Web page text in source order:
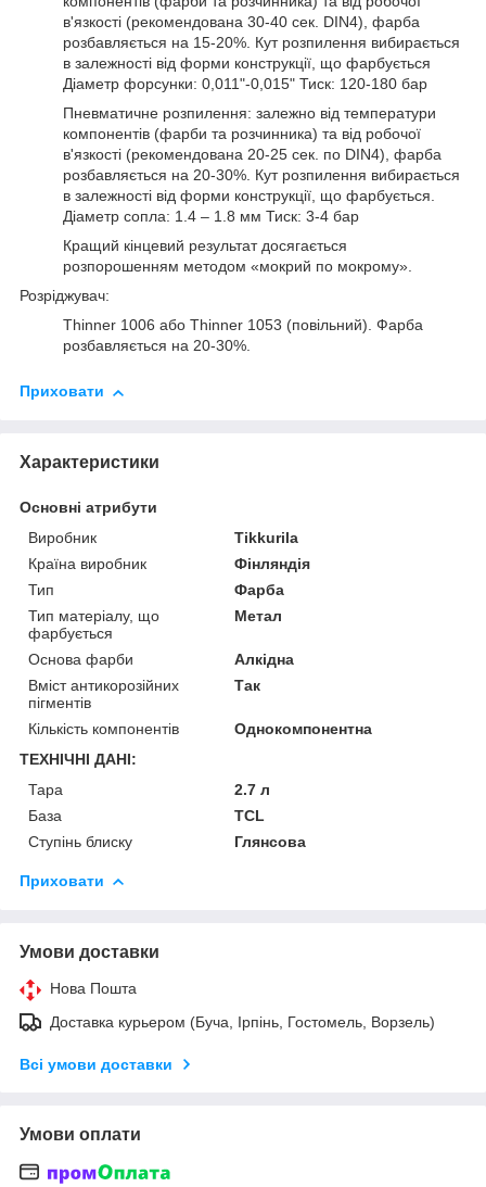
в'язкості (рекомендована 30-40 сек. DIN4), фарба
розбавляється на 15-20%. Кут розпилення вибирається
в залежності від форми конструкції, що фарбується
Діаметр форсунки: 0,011"-0,015" Тиск: 120-180 бар
Пневматичне розпилення: залежно від температури
компонентів (фарби та розчинника) та від робочої
в'язкості (рекомендована 20-25 сек. по DIN4), фарба
розбавляється на 20-30%. Кут розпилення вибирається
в залежності від форми конструкції, що фарбується.
Діаметр сопла: 1.4 – 1.8 мм Тиск: 3-4 бар
Кращий кінцевий результат досягається
розпорошенням методом «мокрий по мокрому».
Розріджувач:
Thinner 1006 або Thinner 1053 (повільний). Фарба
розбавляється на 20-30%.
Приховати
Характеристики
Основні атрибути
Виробник
Tikkurila
Країна виробник
Фінляндія
Тип
Фарба
Тип матеріалу, що
фарбується
Метал
Основа фарби
Алкідна
Вміст антикорозійних
пігментів
Так
Кількість компонентів
Однокомпонентна
ТЕХНІЧНІ ДАНІ:
Тара
2.7 л
База
TCL
Ступінь блиску
Глянсова
Приховати
Умови доставки
Нова Пошта
Доставка курьером (Буча, Ірпінь, Гостомель, Ворзель)
Всі умови доставки
Умови оплати